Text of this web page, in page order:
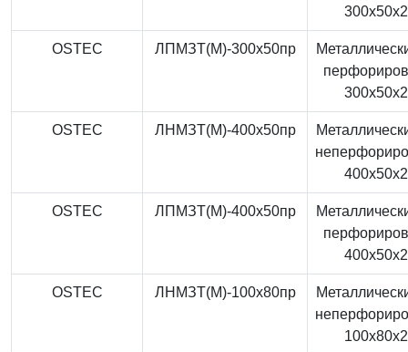
OSTEC ЛПМЗТ(М)-300x50пр
OSTEC ЛНМЗТ(М)-400x50пр
OSTEC ЛПМЗТ(М)-400x50пр
OSTEC ЛНМЗТ(М)-100x80пр